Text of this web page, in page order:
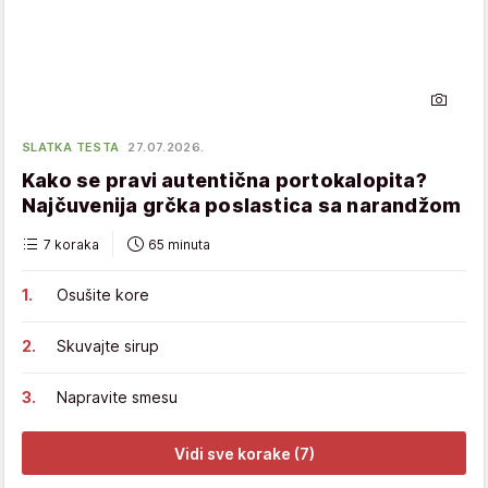
SLATKA TESTA 27.07.2026.
Kako se pravi autentična portokalopita?
Najčuvenija grčka poslastica sa narandžom
7 koraka 65 minuta
Osušite kore
Skuvajte sirup
Napravite smesu
Vidi sve korake (7)